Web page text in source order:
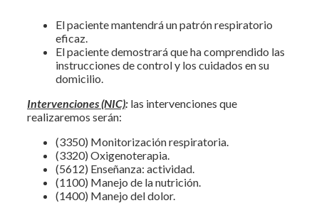
El paciente mantendrá un patrón respiratorio
eficaz.
El paciente demostrará que ha comprendido las
instrucciones de control y los cuidados en su
domicilio.
Intervenciones (NIC): las intervenciones que
realizaremos serán:
(3350) Monitorización respiratoria.
(3320) Oxigenoterapia.
(5612) Enseñanza: actividad.
(1100) Manejo de la nutrición.
(1400) Manejo del dolor.